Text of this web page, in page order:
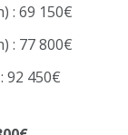
: 69 150€
: 77 800€
92 450€